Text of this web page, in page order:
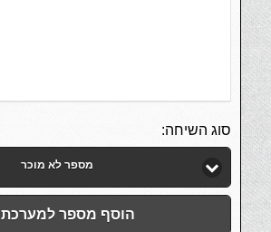
סוג השיחה:
מספר לא מוכר
הוסף מספר למערכת